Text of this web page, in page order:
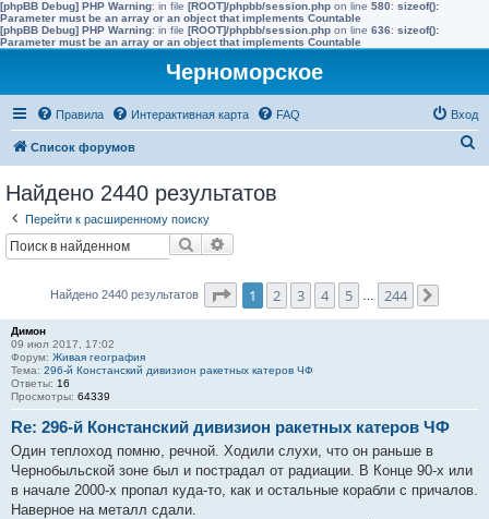
[phpBB Debug] PHP Warning: in file [ROOT]/phpbb/session.php on line 580: sizeof():
Parameter must be an array or an object that implements Countable
[phpBB Debug] PHP Warning: in file [ROOT]/phpbb/session.php on line 636: sizeof():
Parameter must be an array or an object that implements Countable
Черноморское
Правила Интерактивная карта FAQ Вход
Список форумов
Найдено 2440 результатов
Перейти к расширенному поиску
Поиск
Найдено 2440 результатов Страница1 из 244
1 2 3 4 5 244
Димон
09 июл 2017, 17:02
Форум: Живая география
Тема: 296-й Констанский дивизион ракетных катеров ЧФ
Ответы: 16
Просмотры: 64339
Re: 296-й Констанский дивизион ракетных катеров ЧФ
Один теплоход помню, речной. Ходили слухи, что он раньше в
Чернобыльской зоне был и пострадал от радиации. В Конце 90-х или
в начале 2000-х пропал куда-то, как и остальные корабли с причалов.
Наверное на металл сдали.